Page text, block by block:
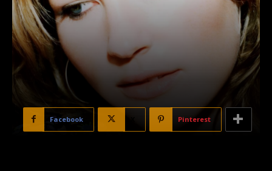
Facebook Pinterest